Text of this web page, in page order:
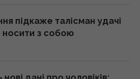
ядерну зброю
МЗС Туреччини назвали
підкаже талісман удачі
з собою